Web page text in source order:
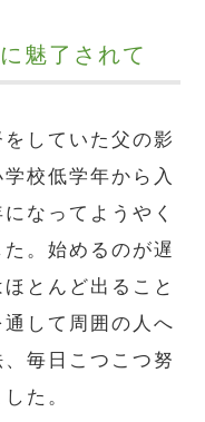
魅了されて
していた父の影
校低学年から入
なってようやく
。始めるのが遅
とんど出ること
して周囲の人へ
毎日こつこつ努
た。